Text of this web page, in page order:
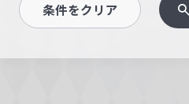
条件をクリア